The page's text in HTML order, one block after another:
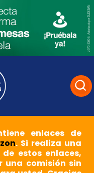
enlaces de
. Si realiza una
estos enlaces,
una comisión sin